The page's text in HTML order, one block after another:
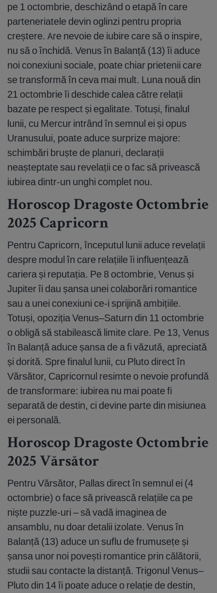
pe 1 octombrie, deschizând o etapă în care
parteneriatele devin oglinzi pentru propria
creștere. Are nevoie de iubire care să o inspire,
nu să o închidă. Venus în Balanță (13) îi aduce
noi conexiuni sociale, poate chiar prietenii care
se transformă în ceva mai mult. Luna nouă din
21 octombrie îi deschide calea către relații
bazate pe respect și egalitate. Totuși, finalul
lunii, cu Mercur intrând în semnul ei și opus
Uranusului, poate aduce surprize majore:
schimbări bruște de planuri, declarații
neașteptate sau revelații ce o fac să privească
iubirea dintr-un unghi complet nou.
Horoscop Dragoste Octombrie
2025 Capricorn
Pentru Capricorn, începutul lunii aduce revelații
despre modul în care relațiile îi influențează
cariera și reputația. Pe 8 octombrie, Venus și
Jupiter îi dau șansa unei colaborări romantice
sau a unei conexiuni ce-i sprijină ambițiile.
Totuși, opoziția Venus–Saturn din 11 octombrie
o obligă să stabilească limite clare. Pe 13, Venus
în Balanță aduce șansa de a fi văzută, apreciată
și dorită. Spre finalul lunii, cu Pluto direct în
Vărsător, Capricornul resimte o nevoie profundă
de transformare: iubirea nu mai poate fi
separată de destin, ci devine parte din misiunea
ei personală.
Horoscop Dragoste Octombrie
2025 Vărsător
Pentru Vărsător, Pallas direct în semnul ei (4
octombrie) o face să privească relațiile ca pe
niște puzzle-uri – să vadă imaginea de
ansamblu, nu doar detalii izolate. Venus în
Balanță (13) aduce un suflu de frumusețe și
șansa unor noi povești romantice prin călătorii,
studii sau contacte la distanță. Trigonul Venus–
Pluto din 14 îi poate aduce o relație de destin,